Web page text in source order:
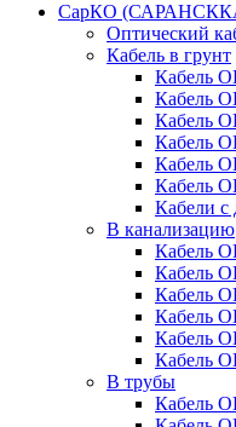
СарКО
Оптический
Кабель в грунт
Кабель
Кабель
Кабель
Кабель
Кабель
Кабель
Кабели с
В канализацию
Кабель
Кабель
Кабель
Кабель
Кабель
Кабель
В трубы
Кабель